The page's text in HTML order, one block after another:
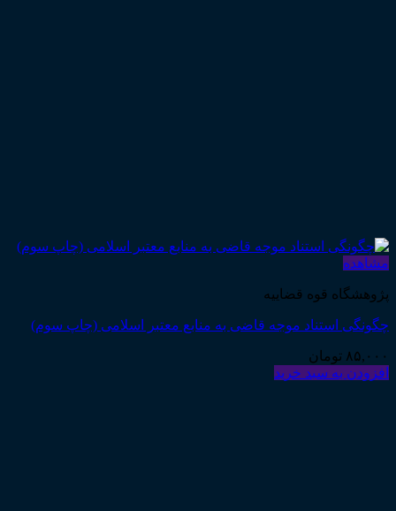
مشاهده
پژوهشگاه قوه قضاییه
چگونگی استناد موجه قاضی به منابع معتبر اسلامی (چاپ سوم)
۸۵,۰۰۰ تومان
افزودن به سبد خرید